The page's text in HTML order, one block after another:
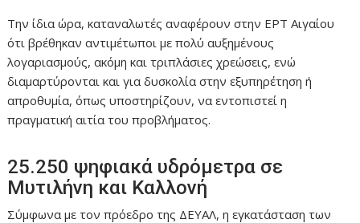
Την ίδια ώρα, καταναλωτές αναφέρουν στην ΕΡΤ Αιγαίου
ότι βρέθηκαν αντιμέτωποι με πολύ αυξημένους
λογαριασμούς, ακόμη και τριπλάσιες χρεώσεις, ενώ
διαμαρτύρονται και για δυσκολία στην εξυπηρέτηση ή
απροθυμία, όπως υποστηρίζουν, να εντοπιστεί η
πραγματική αιτία του προβλήματος.
25.250 ψηφιακά υδρόμετρα σε
Μυτιλήνη και Καλλονή
Σύμφωνα με τον πρόεδρο της ΔΕΥΑΛ, η εγκατάσταση των